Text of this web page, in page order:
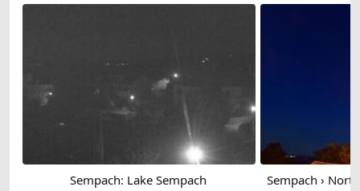
Sempach: Lake Sempach